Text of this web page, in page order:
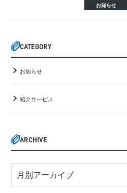
お知らせ
CATEGORY
お知らせ
紹介サービス
ARCHIVE